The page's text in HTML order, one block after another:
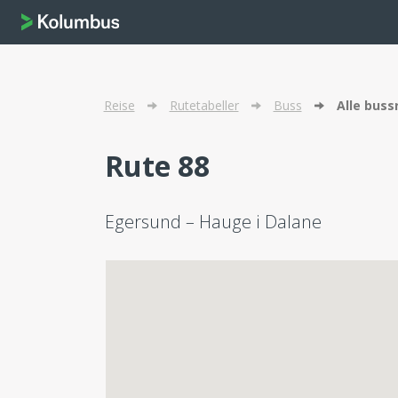
Reise Rutetabeller Buss Alle
Rute 88
Egersund – Hauge i Dalane